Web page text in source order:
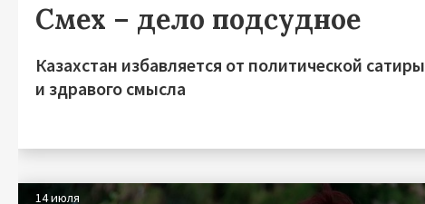
Смех – дело подсудное
Казахстан избавляется от политической сатиры
и здравого смысла
14 июля